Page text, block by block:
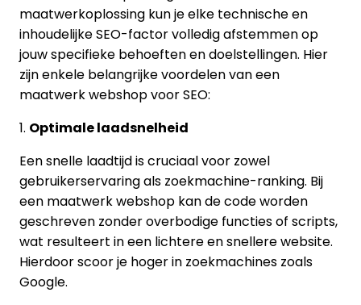
maatwerkoplossing kun je elke technische en
inhoudelijke SEO-factor volledig afstemmen op
jouw specifieke behoeften en doelstellingen. Hier
zijn enkele belangrijke voordelen van een
maatwerk webshop voor SEO:
1. Optimale laadsnelheid
Een snelle laadtijd is cruciaal voor zowel
gebruikerservaring als zoekmachine-ranking. Bij
een maatwerk webshop kan de code worden
geschreven zonder overbodige functies of scripts,
wat resulteert in een lichtere en snellere website.
Hierdoor scoor je hoger in zoekmachines zoals
Google.